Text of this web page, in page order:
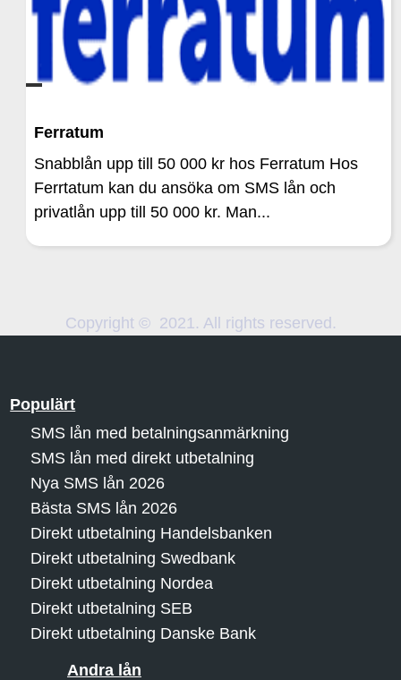
Ferratum
Snabblån upp till 50 000 kr hos Ferratum Hos
Ferrtatum kan du ansöka om SMS lån och
privatlån upp till 50 000 kr. Man...
Copyright © 2021. All rights reserved.
Populärt
SMS lån med betalningsanmärkning
SMS lån med direkt utbetalning
Nya SMS lån 2026
Bästa SMS lån 2026
Direkt utbetalning Handelsbanken
Direkt utbetalning Swedbank
Direkt utbetalning Nordea
Direkt utbetalning SEB
Direkt utbetalning Danske Bank
Andra lån